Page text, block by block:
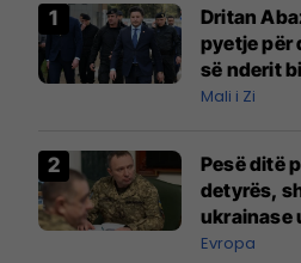
Dritan
pyetje për
së nderit
Mali i Zi
Pesë ditë
detyrës,
ukrainase
madh
Evropa